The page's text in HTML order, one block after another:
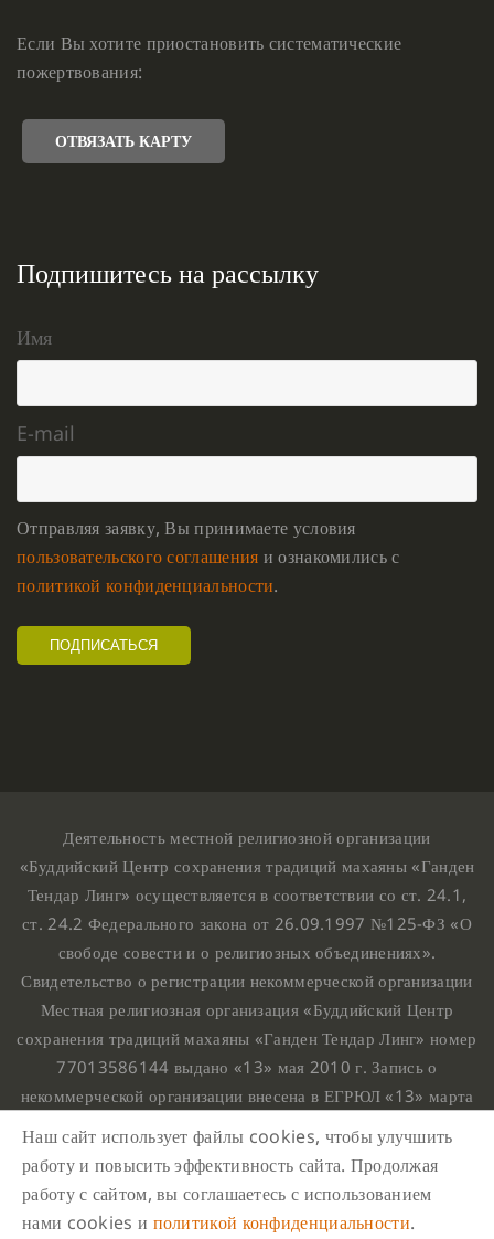
Если Вы хотите приостановить систематические
пожертвования:
ОТВЯЗАТЬ КАРТУ
Подпишитесь на рассылку
Имя
E-mail
Отправляя заявку, Вы принимаете условия
пользовательского соглашения и ознакомились с
политикой конфиденциальности.
Деятельность местной религиозной организации
«Буддийский Центр сохранения традиций махаяны «Ганден
Тендар Линг» осуществляется в соответствии со ст. 24.1,
ст. 24.2 Федерального закона от 26.09.1997 №125-ФЗ «О
свободе совести и о религиозных объединениях».
Свидетельство о регистрации некоммерческой организации
Местная религиозная организация «Буддийский Центр
сохранения традиций махаяны «Ганден Тендар Линг» номер
77013586144 выдано «13» мая 2010 г. Запись о
некоммерческой организации внесена в ЕГРЮЛ «13» марта
номером 1107799015708.
Ганден Тендар Линг © 2020 Все права защищены
Наш адрес : г. Москва, Нахимовский проспект, 32. Этаж
Наш сайт использует файлы cookies, чтобы улучшить
работу и повысить эффективность сайта. Продолжая
работу с сайтом, вы соглашаетесь с использованием
нами cookies и политикой конфиденциальности.